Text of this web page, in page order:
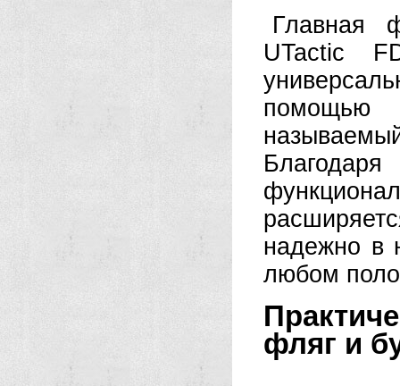
Главная
UTactic
помощью
надежно в
любом
фляг и